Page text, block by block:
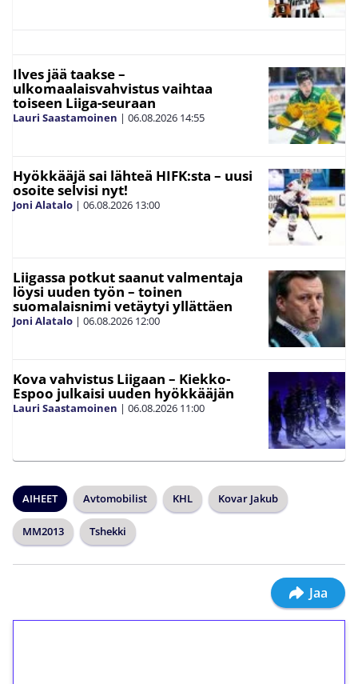
Ilves jää taakse –
ulkomaalaisvahvistus vaihtaa
toiseen Liiga-seuraan
Lauri Saastamoinen | 06.08.2026 14:55
Hyökkääjä sai lähteä HIFK:sta – uusi
osoite selvisi nyt!
Joni Alatalo | 06.08.2026 13:00
Liigassa potkut saanut valmentaja
löysi uuden työn – toinen
suomalaisnimi vetäytyi yllättäen
Joni Alatalo | 06.08.2026 12:00
Kova vahvistus Liigaan – Kiekko-
Espoo julkaisi uuden hyökkääjän
Lauri Saastamoinen | 06.08.2026 11:00
AIHEET Avtomobilist KHL Kovar Jakub
MM2013 Tshekki
Jaa